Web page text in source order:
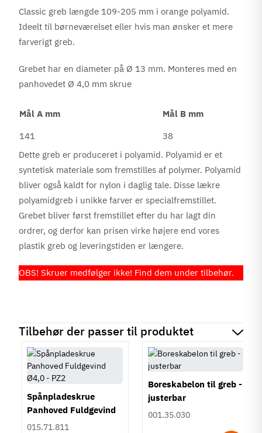
Classic greb længde 109-205 mm i orange polyamid.
Ideelt til børneværelset eller hvis man ønsker et mere
farverigt greb.
Grebet har en diameter på Ø 13 mm. Monteres med en
panhovedet Ø 4,0 mm skrue
Mål A mm
Mål B mm
141
38
Dette greb er produceret i polyamid. Polyamid er et
syntetisk materiale som fremstilles af polymer. Polyamid
bliver også kaldt for nylon i daglig tale. Disse lækre
polyamidgreb i unikke farver er specialfremstillet.
Grebet bliver først fremstillet efter du har lagt din
ordrer, og derfor kan prisen virke højere end vores
plastik greb og leveringstiden er længere.
OBS! Skruer medfølger ikke! Find dem under tilbehør.
Tilbehør der passer til produktet
Spånpladeskrue
Panhoved Fuldgevind
Ø4,0 - PZ2
015.71.811
Boreskabelon til greb -
justerbar
001.35.030